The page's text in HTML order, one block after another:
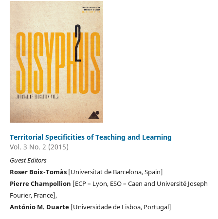
Territorial Specificities of Teaching and Learning
Vol. 3 No. 2 (2015)
Guest Editors
Roser Boix-Tomàs [Universitat de Barcelona, Spain]
Pierre Champollion [ECP – Lyon, ESO – Caen and Université Joseph
Fourier, France],
António M. Duarte [Universidade de Lisboa, Portugal]